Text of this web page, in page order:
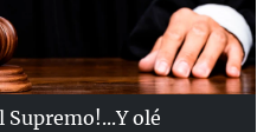
Supremo!...Y olé